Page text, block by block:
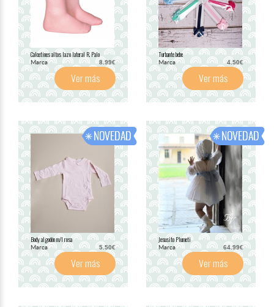
Calcetines altos lazo lateral R. Palo
Marca 8.99€
Ver más
Turbante bebe
Marca 4.50€
Ver más
Body algodón m/l rosa
Marca 5.50€
Ver más
Jesusito Plumeti
Marca 64.99€
Ver más